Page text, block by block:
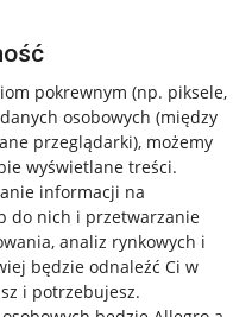
pokrewnym (np. piksele,
osobowych (między
przeglądarki), możemy
wyświetlane treści.
informacji na
do nich i przetwarzanie
analiz rynkowych i
będzie odnaleźć Ci w
i potrzebujesz.